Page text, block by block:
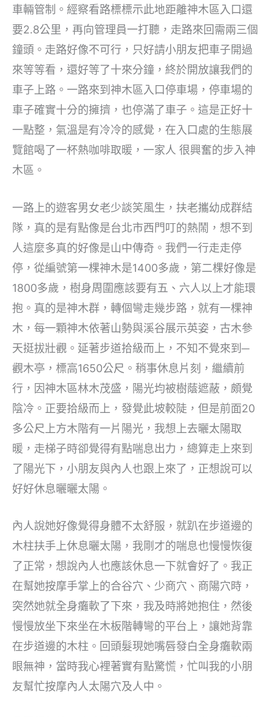
車輛管制。經察看路標標示此地距離神木區入口還
要2.8公里，再向管理員一打聽，走路來回需兩三個
鐘頭。走路好像不可行，只好請小朋友把車子開過
來等等看，還好等了十來分鐘，終於開放讓我們的
車子上路。一路來到神木區入口停車場，停車場的
車子確實十分的擁擠，也停滿了車子。這是正好十
一點整，氣溫是有冷冷的感覺，在入口處的生態展
覽館喝了一杯熱咖啡取暖，一家人 很興奮的步入神
木區。
一路上的遊客男女老少談笑風生，扶老攜幼成群結
隊，真的是有點像是台北市西門叮的熱鬧，想不到
人這麼多真的好像是山中傳奇。我們一行走走停
停，從編號第一棵神木是1400多歲，第二棵好像是
1800多歲，樹身周圍應該要有五、六人以上才能環
抱。真的是神木群，轉個彎走幾步路，就有一棵神
木，每一顆神木依著山勢與溪谷展示英姿，古木參
天挺拔壯觀。延著步道拾級而上，不知不覺來到─
觀木亭，標高1650公尺。稍事休息片刻，繼續前
行，因神木區林木茂盛，陽光均被樹蔭遮蔽，頗覺
陰冷。正要拾級而上，發覺此坡較陡，但是前面20
多公尺上方木階有一片陽光，我想上去曬太陽取
暖，走梯子時卻覺得有點喘息出力，總算走上來到
了陽光下，小朋友與內人也跟上來了，正想說可以
好好休息曬曬太陽。
內人說她好像覺得身體不太舒服，就趴在步道邊的
木柱扶手上休息曬太陽，我剛才的喘息也慢慢恢復
了正常，想說內人也應該休息一下就會好了。我正
在幫她按摩手掌上的合谷穴、少商穴、商陽穴時，
突然她就全身癱軟了下來，我及時將她抱住，然後
慢慢放坐下來坐在木板階轉彎的平台上，讓她背靠
在步道邊的木柱。回頭髮現她嘴唇發白全身癱軟兩
眼無神，當時我心裡著實有點驚慌，忙叫我的小朋
友幫忙按摩內人太陽穴及人中。